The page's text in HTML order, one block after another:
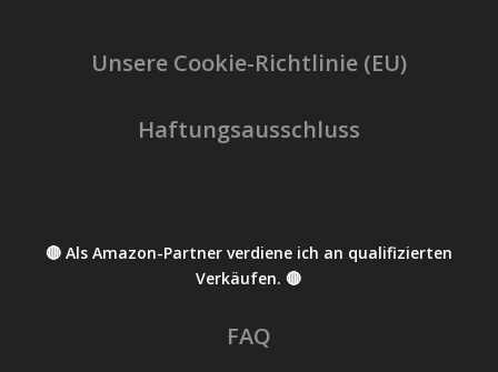
Unsere Cookie-Richtlinie (EU)
Haftungsausschluss
🔴 Als Amazon-Partner verdiene ich an qualifizierten
Verkäufen. 🔴
FAQ